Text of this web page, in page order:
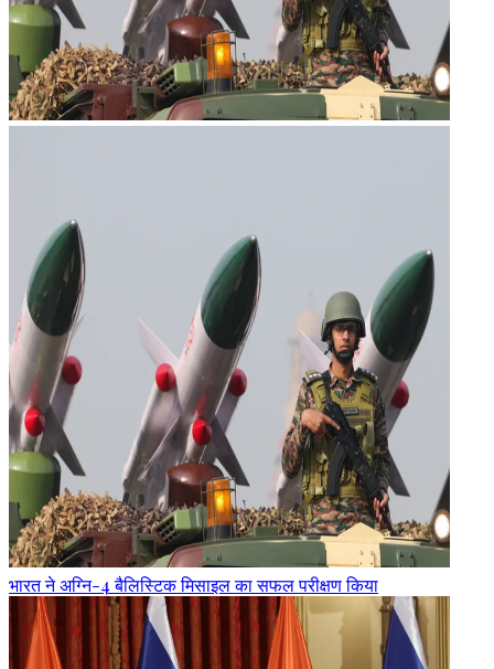
भारत ने अग्नि-4 बैलिस्टिक मिसाइल का सफल परीक्षण किया